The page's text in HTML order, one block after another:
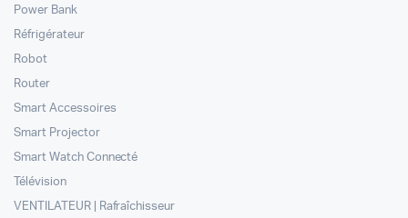
Power Bank
Réfrigérateur
Robot
Router
Smart Accessoires
Smart Projector
Smart Watch Connecté
Télévision
VENTILATEUR | Rafraîchisseur